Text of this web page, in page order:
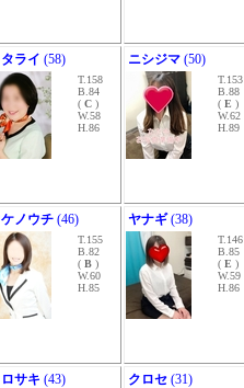
タライ (58)
T.158
B.84
( C )
W.58
H.86
ニシジマ (50)
T.153
B.88
( E )
W.62
H.89
ノウチ (46)
T.155
B.82
( B )
W.60
H.85
ヤナギ(38)
T.146
B.85
( E )
W.59
H.86
サキ (43) クロセ (31)